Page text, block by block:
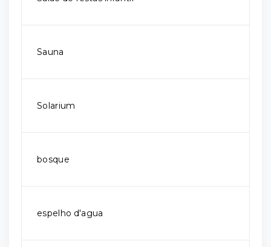
Sauna
Solarium
bosque
espelho d'agua